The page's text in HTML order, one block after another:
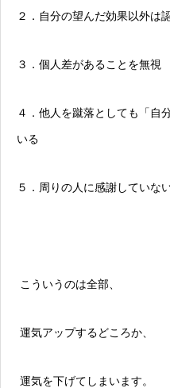
２．自分の望んだ効果以外は
３．個人差があることを無視
４．他人を蹴落としても「自
いる
５．周りの人に感謝していな
こういうのは全部、
運気アップするどころか、
運気を下げてしまいます。